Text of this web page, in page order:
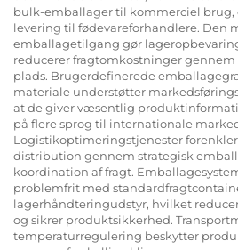
bulk-emballager til kommerciel brug,
levering til fødevareforhandlere. Den
emballagetilgang gør
reducerer fragtomkostninger
plads. Brugerdefinerede
materiale understøtter
at de giver væsentlig
på flere sprog til internationale
Logistikoptimeringstjenester
distribution gennem strategisk
koordination af fragt.
problemfrit med
lagerhåndteringudstyr, hvilket
og sikrer produktsikkerhed.
temperaturregulering beskytter